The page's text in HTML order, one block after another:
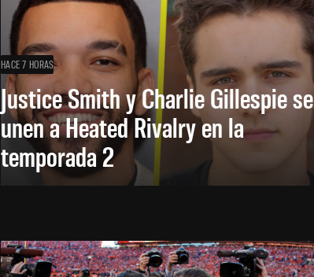
HACE 7 HORAS
Justice Smith y Charlie Gillespie se
unen a Heated Rivalry en la
temporada 2